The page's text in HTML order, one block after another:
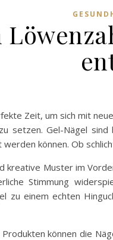
Zeit, um sich mit
setzen. Gel-Nägel
können. Ob
kreative Muster im
Stimmung
zu einem echten
können die